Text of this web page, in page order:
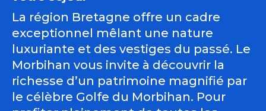
La région Bretagne offre un cadre
exceptionnel mêlant une nature
luxuriante et des vestiges du passé. Le
Morbihan vous invite à découvrir la
richesse d’un patrimoine magnifié par
le célèbre Golfe du Morbihan. Pour